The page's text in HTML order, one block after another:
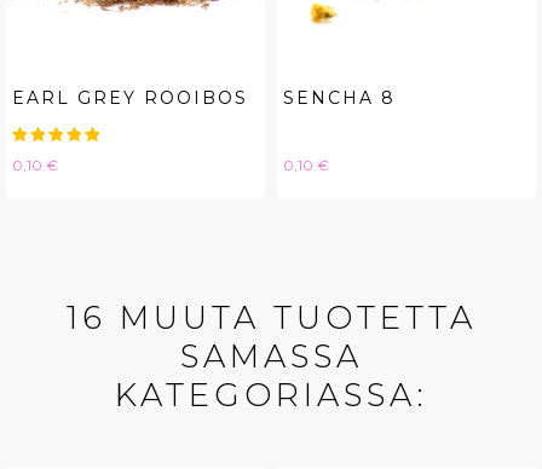
EARL GREY ROOIBOS
Hinta
0,10 €
SENCHA 8
Hinta
0,10 €
16 MUUTA TUOTETTA
SAMASSA
KATEGORIASSA: